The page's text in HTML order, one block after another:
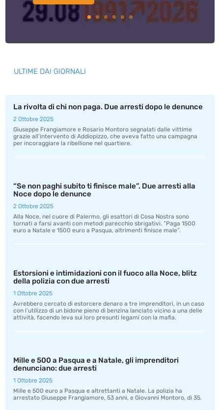
ULTIME DAI GIORNALI
La rivolta di chi non paga. Due arresti dopo le denunce
2 Ottobre 2025
Giuseppe Frangiamore e Rosario Montoro segnalati dalle vittime
grazie all’intervento di Addiopizzo, che aveva fatto una campagna
per incoraggiare la ribellione nel quartiere.
“Se non paghi subito ti finisce male”. Due arresti alla
Noce dopo le denunce
2 Ottobre 2025
Alla Noce, nel cuore di Palermo, gli esattori di Cosa Nostra sono
tornati a farsi avanti con metodi parecchio sbrigativi. “Paga 1500
euro a Natale e 1500 euro a Pasqua, altrimenti finisce male”.
Estorsioni e intimidazioni con il fuoco alla Noce, blitz
della polizia con due arresti
1 Ottobre 2025
Avrebbero cercato di estorcere denaro a tre imprenditori, in un caso
con l’utilizzo di un bidone pieno di benzina lanciato vicino a una delle
attività, facendo leva sui loro presunti legami con la mafia.
Mille e 500 a Pasqua e a Natale, gli imprenditori
denunciano: due arresti
1 Ottobre 2025
Mille e 500 euro a Pasqua e altrettanti a Natale. La polizia ha
arrestato Giuseppe Frangiamore, 53 anni, e Giovanni Montoro, di 35.